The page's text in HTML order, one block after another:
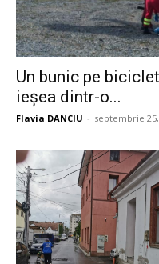
Un bunic pe
ieșea dintr-o...
Flavia DANCIU - septembrie 25,